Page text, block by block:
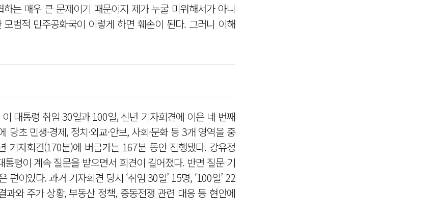
는 매우 큰 문제이기 때문이지 제가 누굴 미워해서가 아니
범적 민주공화국이 이렇게 하면 훼손이 된다. 그러니 이해
대통령 취임 30일과 100일, 신년 기자회견에 이은 네 번째
초 민생·경제, 정치·외교·안보, 사회·문화 등 3개 영역을 중
기자회견(170분)에 버금가는 167분 동안 진행됐다. 강유정
령이 계속 질문을 받으면서 회견이 길어졌다. 반면 질문 기
이었다. 과거 기자회견 당시 ‘취임 30일’ 15명, ‘100일’ 22
과와 주가 상황, 부동산 정책, 중동전쟁 관련 대응 등 현안에